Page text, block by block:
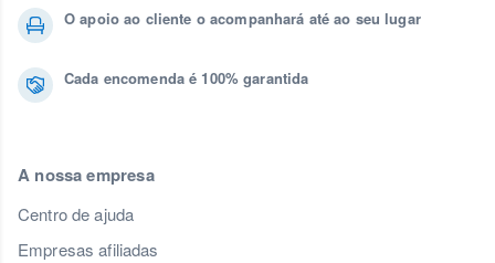
O apoio ao cliente o acompanhará até ao seu lugar
Cada encomenda é 100% garantida
A nossa empresa
Centro de ajuda
Empresas afiliadas